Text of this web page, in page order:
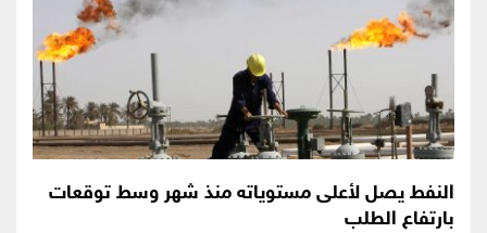
النفط يصل لأعلى مستوياته منذ شهر وسط توقعات
بارتفاع الطلب